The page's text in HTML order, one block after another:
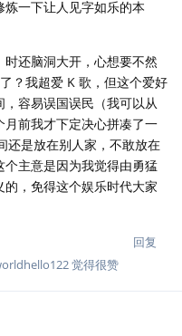
一下让人见字如乐的本
还脑洞大开，心想要不然
？我超爱 K 歌，但这个爱好
容易误国误民（我可以从
前我才下定决心拼凑了一
还是放在别人家，不敢放在
主意是因为我觉得由勇猛
，免得这个娱乐时代大家
回复
觉得很赞